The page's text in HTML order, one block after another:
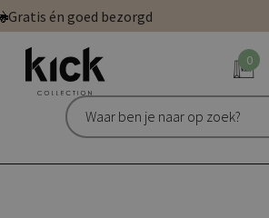
Gratis én goed bezorgd
bij de officiële Kick webshop
Uitstekend | 300+ reviews
Gratis én goed bezorgd
0